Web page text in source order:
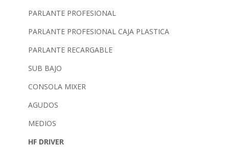
PARLANTE PROFESIONAL
PARLANTE PROFESIONAL CAJA PLASTICA
PARLANTE RECARGABLE
SUB BAJO
CONSOLA MIXER
AGUDOS
MEDIOS
HF DRIVER